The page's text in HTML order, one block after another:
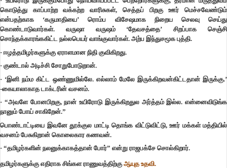
கொடுத்து காப்பாற்ற வக்கற்ற வாரிசுகள், செத்தப் பிறகு ஊர் மெச்சவேண்டும்
என்பதற்காக ‘கருமாதியை’ ரொம்ப விசேஷமாக நிறைய செலவு செய்து
கொண்டாடுவார்கள். வருஷா வருஷம் ‘தேவசத்தை’ சிறப்பாக செஞ்சி
சொந்தக்காரங்ககிட்ட நல்லபெயர் வாங்குவார்கள். அற்ப இந்துசமூக புத்தி.
· ஈழத்தமிழர்களுக்கு ஏராளமான நிதி குவிகிறது.
· குண்டால் அடிச்சி சோறுபோடுறான்.
· ‘இனி நம்ம கிட்ட ஒண்ணுமில்லே. எல்லாம் மேலே இருக்கிறவன்கிட்டதான் இருக்கு.’
-கையாலாகாத டாக்டரின் வசனம்.
· “அவளே போனபிறகு, நான் உயிரோடு இருக்கிறதுல அர்த்தம் இல்ல. என்னைவிடுங்க
நானும் போய் சாகிறேன்.”
பொண்டாட்டியை இவனேதூக்குல மாட்டி தொங்க விட்டுவிட்டு, ஊர் மக்கள் மத்தியில்
வசனம் பேசுகிறான் கொலைகார கணவன்.
· “தமிழர்களின் நலனுக்காகத்தான் போர்” என்று ராஜபக்சே சொல்கிறார்.
தமிழர்களுக்கு எதிராக சிங்கள ராணுவத்திற்குஆயுத உதவி.